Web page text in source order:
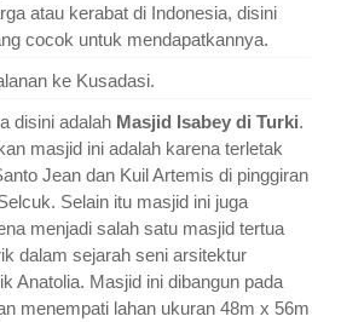
atau kerabat di Indonesia, disini
cocok untuk mendapatkannya.
ke Kusadasi.
disini adalah Masjid Isabey di Turki.
masjid ini adalah karena terletak
Jean dan Kuil Artemis di pinggiran
Selain itu masjid ini juga
menjadi salah satu masjid tertua
dalam sejarah seni arsitektur
Anatolia. Masjid ini dibangun pada
menempati lahan ukuran 48m x 56m